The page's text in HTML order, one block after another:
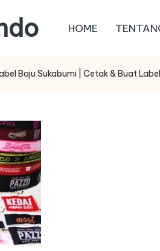
HOME
Baju Sukabumi | Cetak & Buat